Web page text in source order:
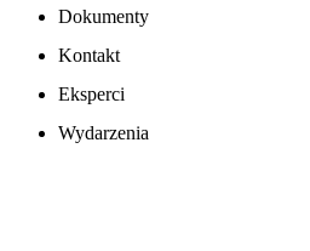
Dokumenty
Kontakt
Eksperci
Wydarzenia